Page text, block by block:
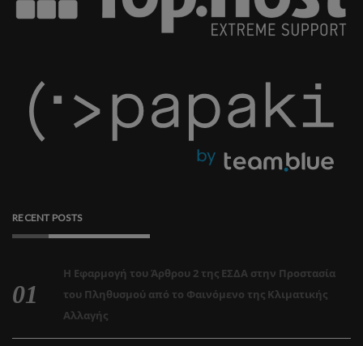
RECENT POSTS
Η Εφαρμογή του Άρθρου 2 της ΕΣΔΑ στην Προστασία
του Πληθυσμού από το Φαινόμενο της Κλιματικής
Αλλαγής